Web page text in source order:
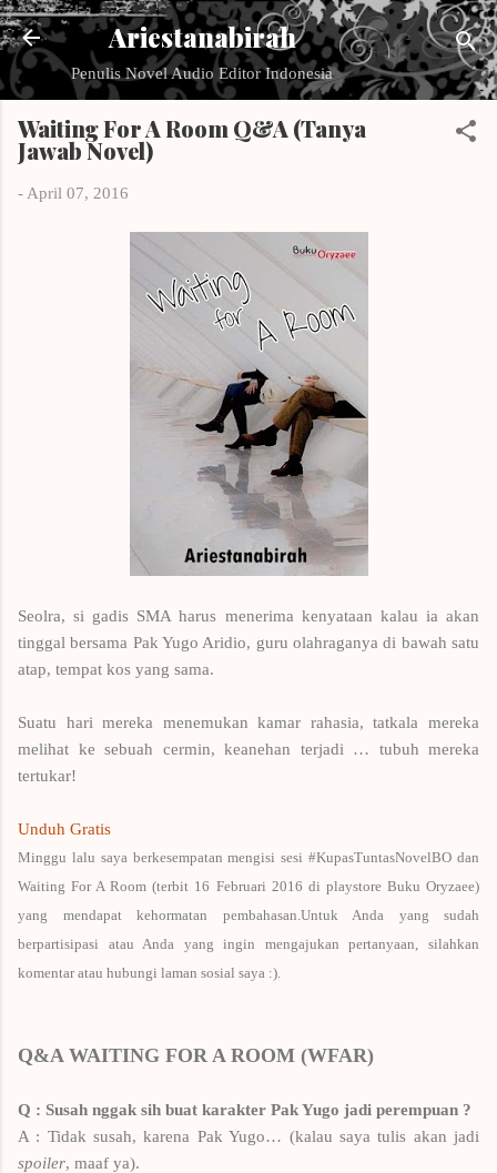
Langsung ke konten utama
Ariestanabirah
Penulis Novel Audio Editor Indonesia
Waiting For A Room Q&A (Tanya
Jawab Novel)
- April 07, 2016
Seolra, si gadis SMA harus menerima kenyataan kalau ia akan
tinggal bersama Pak Yugo Aridio, guru olahraganya di bawah satu
atap, tempat kos yang sama.
Suatu hari mereka menemukan kamar rahasia, tatkala mereka
melihat ke sebuah cermin, keanehan terjadi … tubuh mereka
tertukar!
Unduh Gratis
Minggu lalu saya berkesempatan mengisi sesi #KupasTuntasNovelBO dan
Waiting For A Room (terbit 16 Februari 2016 di playstore Buku Oryzaee)
yang mendapat kehormatan pembahasan.Untuk Anda yang sudah
berpartisipasi atau Anda yang ingin mengajukan pertanyaan, silahkan
komentar atau hubungi laman sosial saya :).
Q&A WAITING FOR A ROOM (WFAR)
Q : Susah nggak sih buat karakter Pak Yugo jadi perempuan ?
A : Tidak susah, karena Pak Yugo… (kalau saya tulis akan jadi
spoiler, maaf ya).